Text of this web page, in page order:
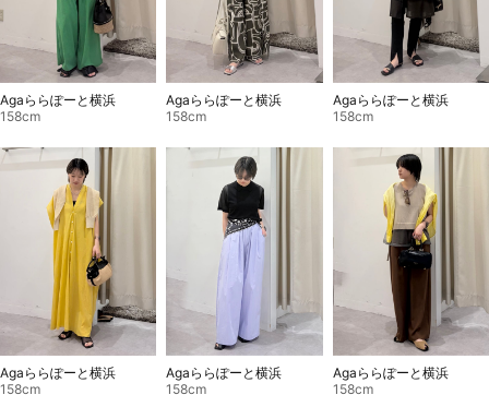
Agaららぽーと横浜
158cm
Agaららぽーと横浜
158cm
Agaららぽーと横浜
158cm
Agaららぽーと横浜
158cm
Agaららぽーと横浜
158cm
Agaららぽーと横浜
158cm